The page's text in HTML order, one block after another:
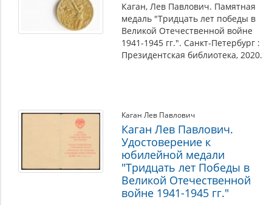
Каган, Лев Павлович. Памятная
медаль "Тридцать лет победы в
Великой Отечественной войне
1941-1945 гг.". Санкт-Петербург :
Президентская библиотека, 2020.
Каган Лев Павлович
Каган Лев Павлович.
Удостоверение к
юбилейной медали
"Тридцать лет Победы в
Великой Отечественной
войне 1941-1945 гг."